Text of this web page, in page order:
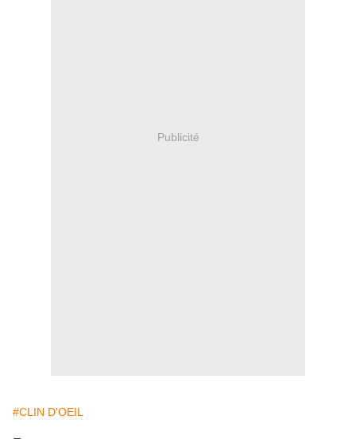
Publicité
#CLIN D'OEIL